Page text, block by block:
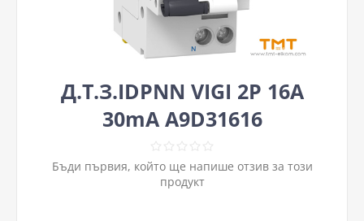
Д.Т.З.IDPNN VIGI 2P 16A
30mA A9D31616
Бъди първия, който ще напише отзив за този
продукт